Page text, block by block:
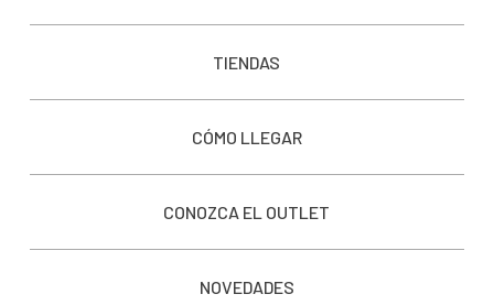
TIENDAS
CÓMO LLEGAR
CONOZCA EL OUTLET
NOVEDADES